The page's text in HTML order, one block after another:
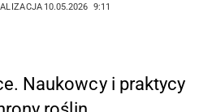
10.05.2026 9:11
Naukowcy i praktycy